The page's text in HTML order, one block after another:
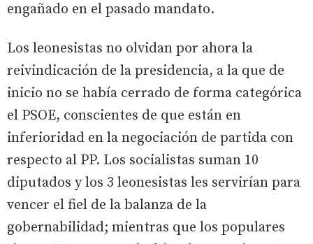
engañado en el pasado mandato.
Los leonesistas no olvidan por ahora la
reivindicación de la presidencia, a la que de
inicio no se había cerrado de forma categórica
el PSOE, conscientes de que están en
inferioridad en la negociación de partida con
respecto al PP. Los socialistas suman 10
diputados y los 3 leonesistas les servirían para
vencer el fiel de la balanza de la
gobernabilidad; mientras que los populares